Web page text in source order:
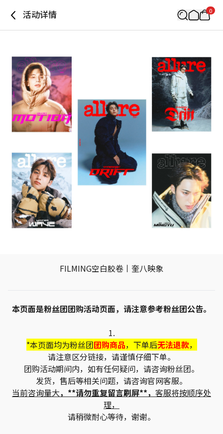
活动详情 0
FILMING空白胶卷丨奎八映象
本页面是粉丝团团购活动页面，请注意参考粉丝团公告。
1.
*本页面均为粉丝团团购商品，下单后无法退款，
请注意区分链接，请谨慎仔细下单。
团购活动期间内，如有任何疑问，请咨询粉丝团。
发货，售后等相关问题，请咨询官网客服。
当前咨询量大，**请勿重复留言刷屏**， 客服将按顺序处
理，
请稍微耐心等待，谢谢。